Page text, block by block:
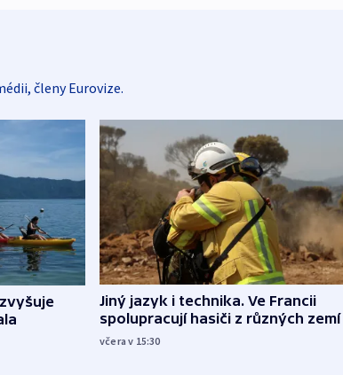
členy Eurovize.
Jiný jazyk i technika. Ve Francii
spolupracují hasiči z různých zemí
včera v 15:30